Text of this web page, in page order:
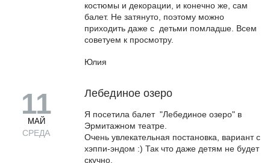
костюмы и декорации, и конечно же, сам
балет. Не затянуто, поэтому можно
приходить даже с детьми помладше. Всем
советуем к просмотру.
Юлия
11
МАЙ
СРЕДА
Лебединое озеро
Я посетила балет "Лебединое озеро" в
Эрмитажном театре.
Очень увлекательная постановка, вариант с
хэппи-эндом :) Так что даже детям не будет
скучно.